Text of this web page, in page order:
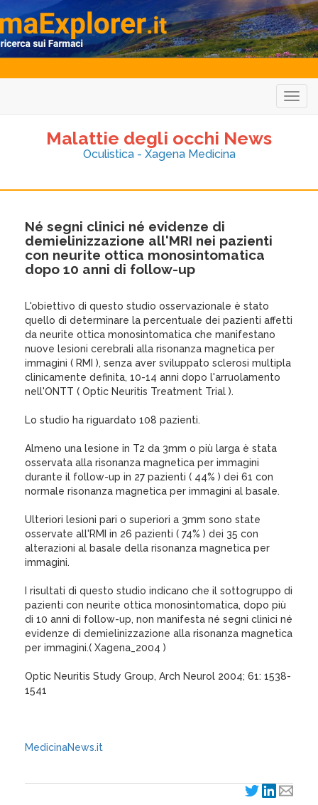
Malattie degli occhi News
Oculistica - Xagena Medicina
Né segni clinici né evidenze di
demielinizzazione all'MRI nei pazienti
con neurite ottica monosintomatica
dopo 10 anni di follow-up
L'obiettivo di questo studio osservazionale è stato
quello di determinare la percentuale dei pazienti affetti
da neurite ottica monosintomatica che manifestano
nuove lesioni cerebrali alla risonanza magnetica per
immagini ( RMI ), senza aver sviluppato sclerosi multipla
clinicamente definita, 10-14 anni dopo l'arruolamento
nell'ONTT ( Optic Neuritis Treatment Trial ).
Lo studio ha riguardato 108 pazienti.
Almeno una lesione in T2 da 3mm o più larga è stata
osservata alla risonanza magnetica per immagini
durante il follow-up in 27 pazienti ( 44% ) dei 61 con
normale risonanza magnetica per immagini al basale.
Ulteriori lesioni pari o superiori a 3mm sono state
osservate all'RMI in 26 pazienti ( 74% ) dei 35 con
alterazioni al basale della risonanza magnetica per
immagini.
I risultati di questo studio indicano che il sottogruppo di
pazienti con neurite ottica monosintomatica, dopo più
di 10 anni di follow-up, non manifesta né segni clinici né
evidenze di demielinizzazione alla risonanza magnetica
per immagini.( Xagena_2004 )
Optic Neuritis Study Group, Arch Neurol 2004; 61: 1538-
1541
MedicinaNews.it